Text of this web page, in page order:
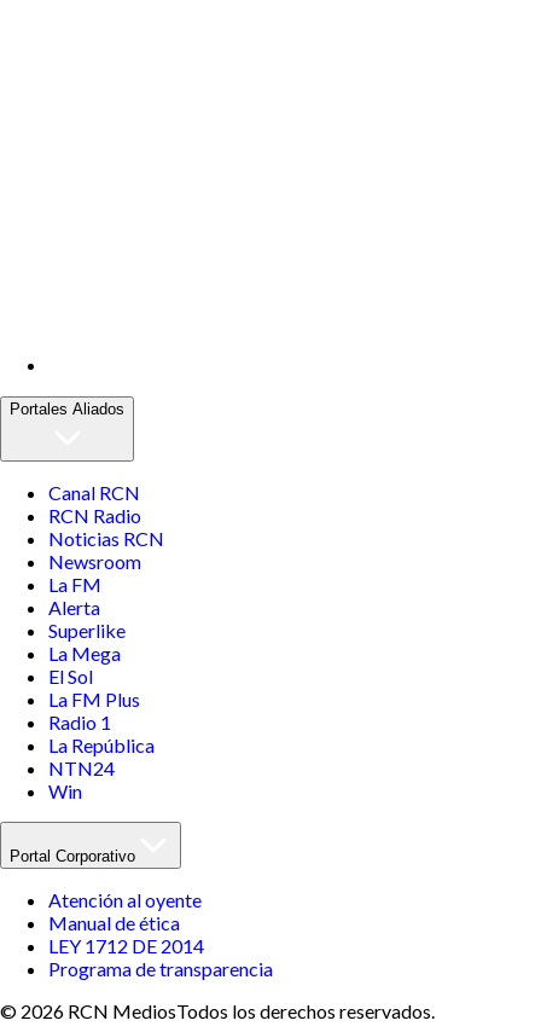
Portales Aliados
Canal RCN
RCN Radio
Noticias RCN
Newsroom
La FM
Alerta
Superlike
La Mega
El Sol
La FM Plus
Radio 1
La República
NTN24
Win
Portal Corporativo
Atención al oyente
Manual de ética
LEY 1712 DE 2014
Programa de transparencia
© 2026 RCN MediosTodos los derechos reservados.